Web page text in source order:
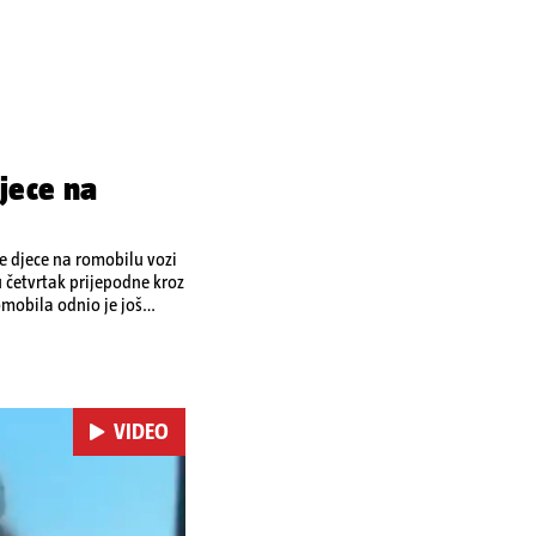
na
djece na romobilu vozi
prijepodne kroz
odnio je još
VIDEO